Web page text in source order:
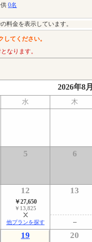
0名
金を表示しています。
してください。
なります。
2026年8月
水 木
5 6
12
￥27,650
￥13,825
他プランを探す
13
19 20